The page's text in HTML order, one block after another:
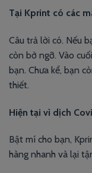
Tại Kprint có các
Câu trả lời có. Nếu
còn bở ngỡ. Vào
bạn. Chưa kể, bạn
thiết.
Hiện tại vì dịch
Bật mí cho bạn,
hàng nhanh và lại